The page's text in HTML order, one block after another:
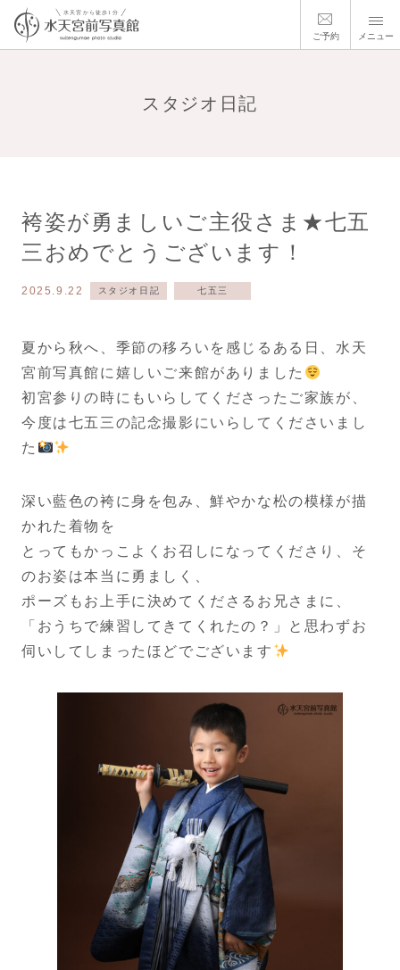
ご予約 メニュー
スタジオ日記
袴姿が勇ましいご主役さま★七五
三おめでとうございます！
2025.9.22 スタジオ日記 七五三
夏から秋へ、季節の移ろいを感じるある日、水天
宮前写真館に嬉しいご来館がありました
初宮参りの時にもいらしてくださったご家族が、
今度は七五三の記念撮影にいらしてくださいまし
た
深い藍色の袴に身を包み、鮮やかな松の模様が描
かれた着物を
とってもかっこよくお召しになってくださり、そ
のお姿は本当に勇ましく、
ポーズもお上手に決めてくださるお兄さまに、
「おうちで練習してきてくれたの？」と思わずお
伺いしてしまったほどでございます